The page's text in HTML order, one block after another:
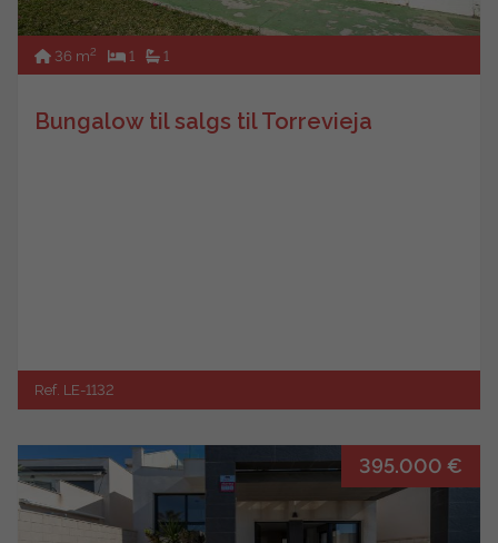
36 m2 1 1
Bungalow til salgs til Torrevieja
Ref. LE-1132
395.000 €